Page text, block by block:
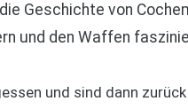
Geschichte von
und den Waffen
und sind dann